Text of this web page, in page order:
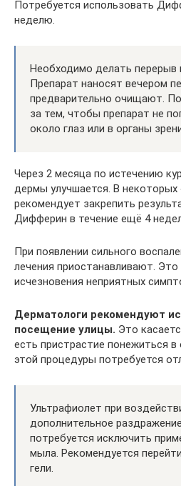
Потребуется использовать
неделю.
Необходимо делать перерыв
Препарат наносят вечером
предварительно очищают.
за тем, чтобы препарат не
около глаз или в органы
Через 2 месяца по истечению
дермы улучшается. В некоторых
рекомендует закрепить
Дифферин в течение ещё 4
При появлении сильного
лечения приостанавливают.
исчезновения неприятных
Дерматологи рекомендуют
посещение улицы. Это
есть пристрастие понежиться
этой процедуры потребуется
Ультрафиолет при
дополнительное
потребуется исключить
мыла. Рекомендуется
гели.